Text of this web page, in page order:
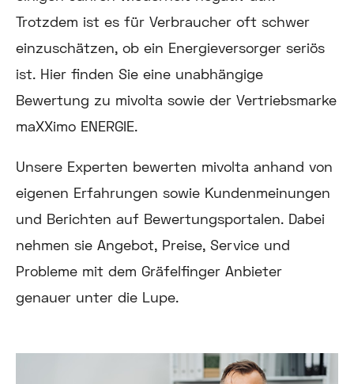
Trotzdem ist es für Verbraucher oft schwer
einzuschätzen, ob ein Energieversorger seriös
ist. Hier finden Sie eine unabhängige
Bewertung zu mivolta sowie der Vertriebsmarke
maXXimo ENERGIE.
Unsere Experten bewerten mivolta anhand von
eigenen Erfahrungen sowie Kundenmeinungen
und Berichten auf Bewertungsportalen. Dabei
nehmen sie Angebot, Preise, Service und
Probleme mit dem Gräfelfinger Anbieter
genauer unter die Lupe.